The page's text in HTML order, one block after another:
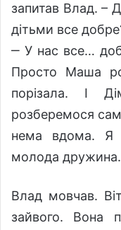
запитав Влад. –
дітьми все
‒ У нас все…
Просто Маша
порізала. І
розберемося
нема вдома. Я
молода дружина.
Влад мовчав.
зайвого. Вона